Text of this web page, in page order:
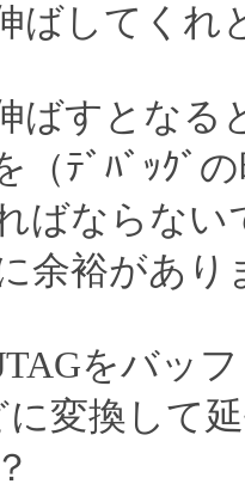
ばしてくれ
ばすとなる
（ﾃﾞﾊﾞｯｸﾞ
ばならない
余裕があり
をバッ
に変換して